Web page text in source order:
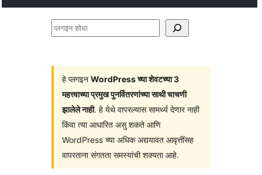
प्लगइन
हे प्लगइन WordPress च्या शेवटच्या 3
महत्त्वाच्या प्रमुख पुनर्वितरणांच्या साथी चाचणी
झालेले नाही. हे येथे वापरल्यास सामर्थ्य देणार नाही
किंवा त्या आधारित असु शकते आणि
WordPress च्या अधिक अद्ययावत आवृत्तींसह
वापरताना संगतता समस्यांची शक्यता आहे.